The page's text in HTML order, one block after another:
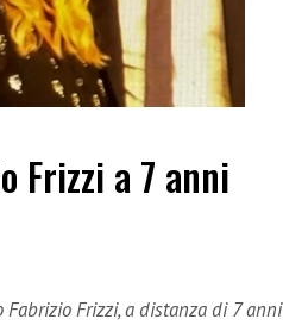
Frizzi a 7 anni
Frizzi, a distanza di 7 anni